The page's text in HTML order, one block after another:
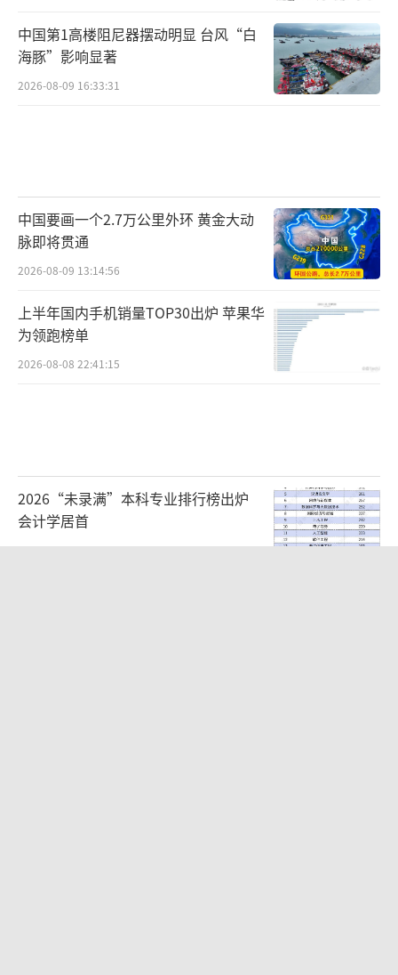
中国第1高楼阻尼器摆动明显 台风“白
海豚”影响显著
2026-08-09 16:33:31
中国要画一个2.7万公里外环 黄金大动
脉即将贯通
2026-08-09 13:14:56
上半年国内手机销量TOP30出炉 苹果华
为领跑榜单
2026-08-08 22:41:15
2026“未录满”本科专业排行榜出炉
会计学居首
2026-08-09 09:11:38